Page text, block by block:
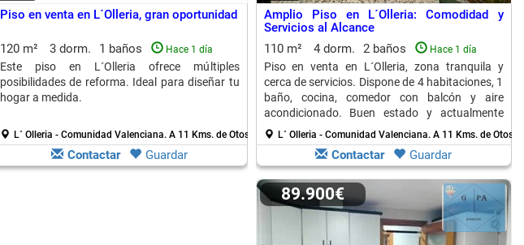
Piso en venta en L´Olleria, gran oportunidad
120 m² 3 dorm. 1 baños Hace 1 día
Este piso en L´Olleria ofrece múltiples
posibilidades de reforma. Ideal para diseñar tu
hogar a medida.
L´ Olleria - Comunidad Valenciana. A 11 Kms. de Otos
Contactar Guardar
Amplio Piso en L´Olleria: Comodidad y
Servicios al Alcance
110 m²
4 dorm. 2 baños Hace 1 día
Piso en venta en L´Olleria, zona tranquila y
cerca de servicios. Dispone de 4 habitaciones, 1
baño, cocina, comedor con balcón y aire
acondicionado. Buen estado y actualmente
alquilado.
L´ Olleria - Comunidad Valenciana. A 11 Kms. de Otos
Contactar Guardar
89.900€